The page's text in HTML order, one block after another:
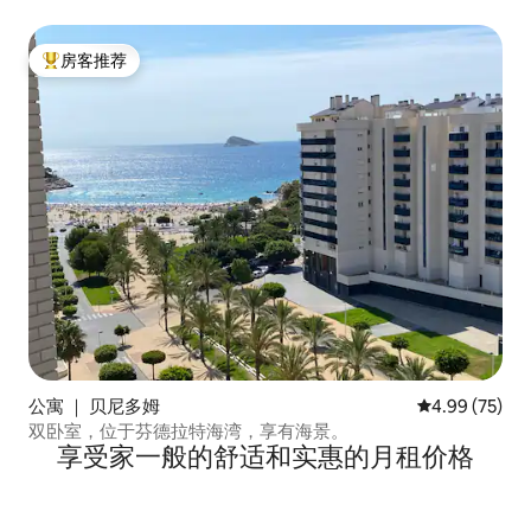
热门「房客推荐」
房客推荐
公寓 ｜ 贝尼多姆 平均评分
4.99 (75)
双卧室，位于芬德拉特海湾，享有海景。
享受家一般的舒适和实惠的月租价格